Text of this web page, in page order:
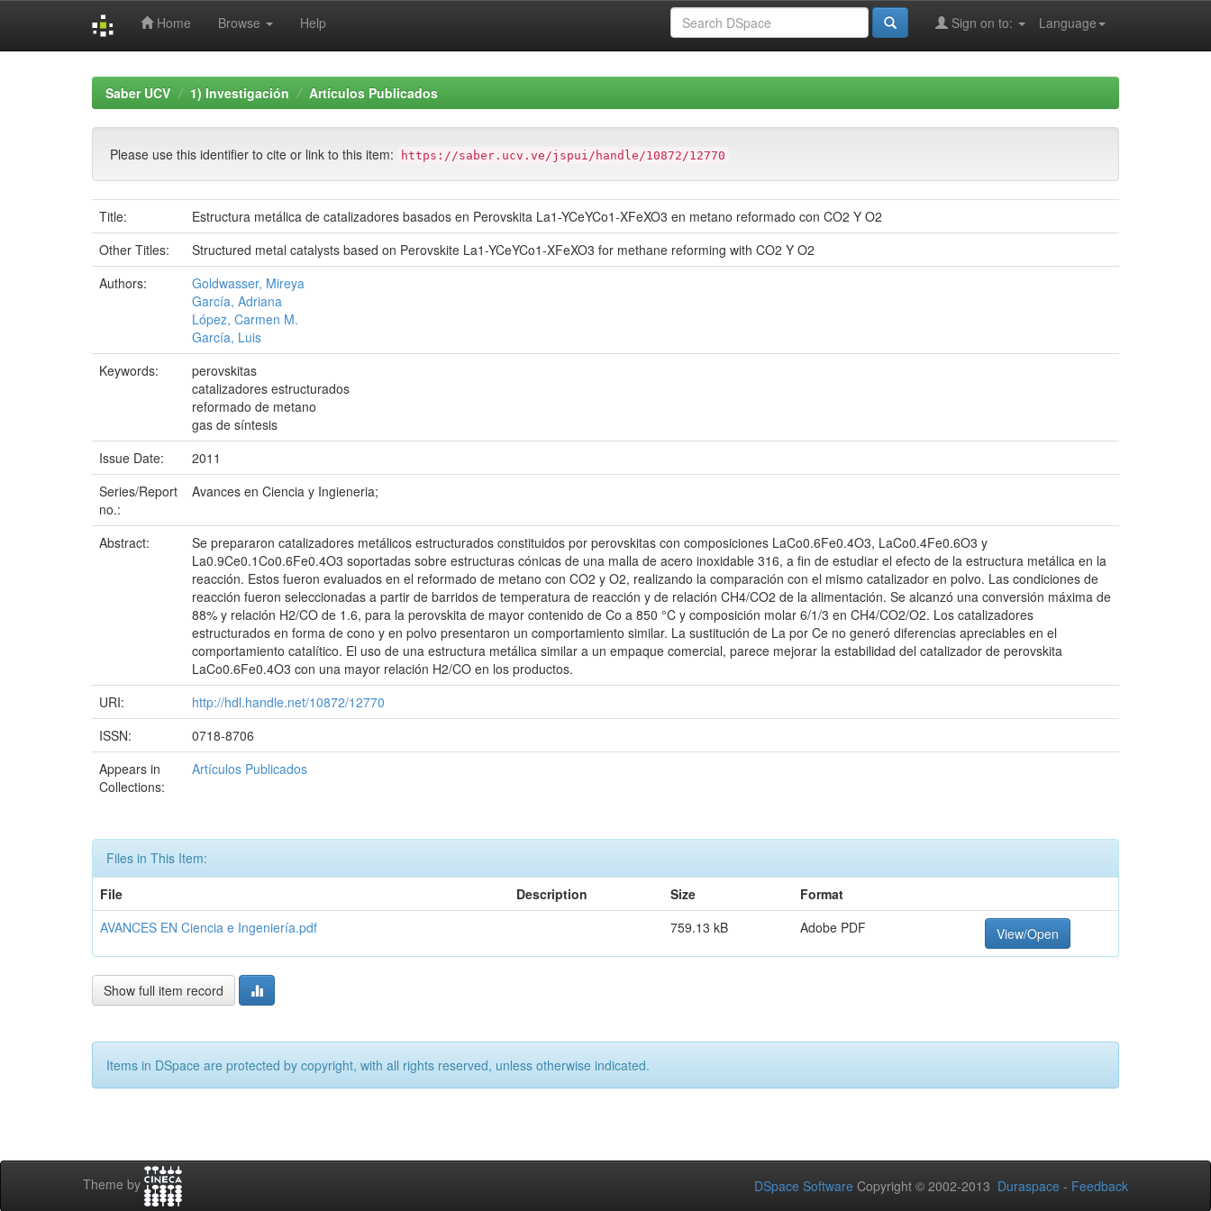
Home Browse Help Language
Sign on to:
Saber UCV 1) Investigación Artículos Publicados
Please use this identifier to cite or link to this item: https://saber.ucv.ve/jspui/handle/10872/12770
Title:
Estructura metálica de catalizadores basados en Perovskita La1-YCeYCo1-XFeXO3 en metano reformado con CO2 Y O2
Other Titles:
Structured metal catalysts based on Perovskite La1-YCeYCo1-XFeXO3 for methane reforming with CO2 Y O2
Authors:
Goldwasser, Mireya
García, Adriana
López, Carmen M.
García, Luis
Keywords:
perovskitas
catalizadores estructurados
reformado de metano
gas de síntesis
Issue Date:
2011
Series/Report
no.:
Avances en Ciencia y Ingieneria;
Abstract:
Se prepararon catalizadores metálicos estructurados constituidos por perovskitas con composiciones LaCo0.6Fe0.4O3, LaCo0.4Fe0.6O3 y
La0.9Ce0.1Co0.6Fe0.4O3 soportadas sobre estructuras cónicas de una malla de acero inoxidable 316, a fin de estudiar el efecto de la estructura metálica en la
reacción. Estos fueron evaluados en el reformado de metano con CO2 y O2, realizando la comparación con el mismo catalizador en polvo. Las condiciones de
reacción fueron seleccionadas a partir de barridos de temperatura de reacción y de relación CH4/CO2 de la alimentación. Se alcanzó una conversión máxima de
88% y relación H2/CO de 1.6, para la perovskita de mayor contenido de Co a 850 °C y composición molar 6/1/3 en CH4/CO2/O2. Los catalizadores
estructurados en forma de cono y en polvo presentaron un comportamiento similar. La sustitución de La por Ce no generó diferencias apreciables en el
comportamiento catalítico. El uso de una estructura metálica similar a un empaque comercial, parece mejorar la estabilidad del catalizador de perovskita
LaCo0.6Fe0.4O3 con una mayor relación H2/CO en los productos.
URI:
http://hdl.handle.net/10872/12770
ISSN:
0718-8706
Appears in
Collections:
Artículos Publicados
Files in This Item:
File
Description Size
Format
AVANCES EN Ciencia e Ingeniería.pdf
759.13 kB Adobe PDF View/Open
Show full item record
Items in DSpace are protected by copyright, with all rights reserved, unless otherwise indicated.
Theme by DSpace Software Copyright © 2002-2013 Duraspace - Feedback